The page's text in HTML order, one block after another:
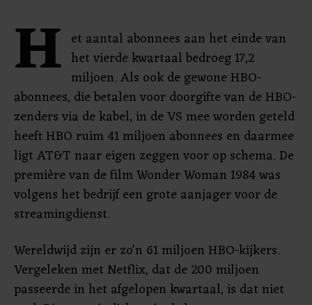
H et aantal abonnees aan het einde van
het vierde kwartaal bedroeg 17,2
miljoen. Als ook de gewone HBO-
abonnees, die betalen voor doorgifte van de HBO-
zenders via de kabel, in de VS mee worden geteld
heeft HBO ruim 41 miljoen abonnees en daarmee
ligt AT&T naar eigen zeggen voor op schema. De
première van de film Wonder Woman 1984 was
volgens het bedrijf een grote aanjager voor de
streamingdienst.
Wereldwijd zijn er zo'n 61 miljoen HBO-kijkers.
Vergeleken met Netflix, dat de 200 miljoen
passeerde in het afgelopen kwartaal, is dat niet